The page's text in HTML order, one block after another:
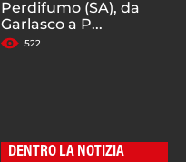
Perdifumo (SA), da
Garlasco a P...
522
DENTRO LA NOTIZIA